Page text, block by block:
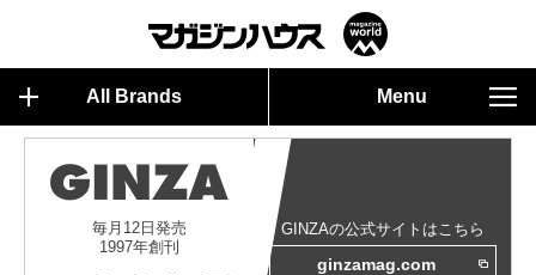
All Brands Menu
毎月12日発売
1997年創刊
GINZAの公式サイトはこちら
ginzamag.com